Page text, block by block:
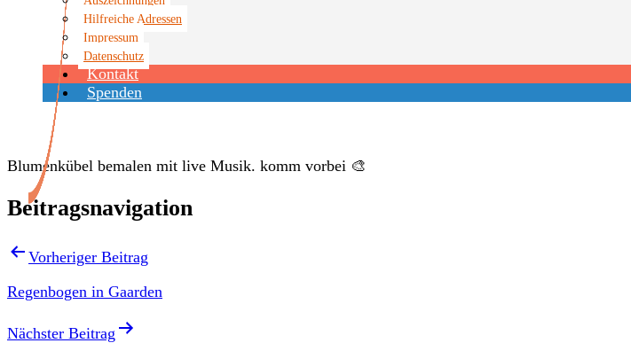
Hilfreiche Adressen
Impressum
Datenschutz
Kontakt
Spenden
Veranstaltungen
Blumenkübel bemalen mit live Musik. komm vorbei 🎨
Beitragsnavigation
Vorheriger Beitrag
Regenbogen in Gaarden
Nächster Beitrag